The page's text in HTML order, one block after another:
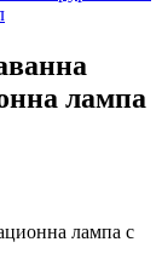
лампа
лампа с